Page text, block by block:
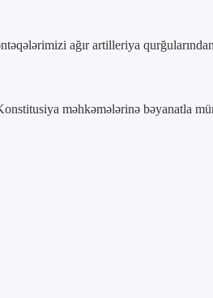
ağır artilleriya
məhkəmələrinə bəyanatla